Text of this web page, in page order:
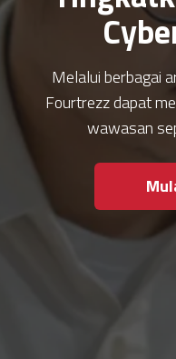
Melalui berbagai
Fourtrezz dapat
wawasan